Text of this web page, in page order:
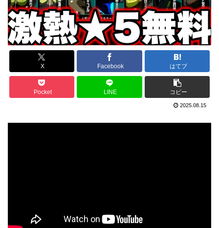
X Facebook はてブ
Pocket LINE コピー
2025.08.15